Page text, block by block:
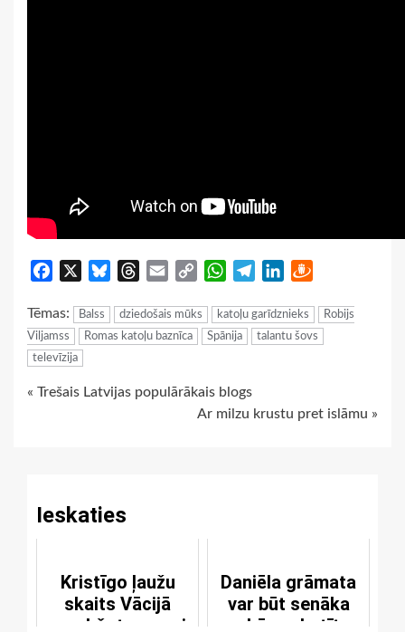
Facebook BlueskyThreads
Email
Copy
WhatsApp
TelegramLinkedIn
Tēmas: Balss dziedošais mūks katoļu garīdznieks
Robijs
Viljamss
Romas katoļu baznīca Spānija
talantu šovs
televīzija
Continue
« Trešais Latvijas populārākais blogs
Ar milzu krustu pret islāmu »
Ieskaties
Kristīgo ļaužu
skaits Vācijā
sarukšot uz pusi
Daniēla grāmata
var būt senāka
nekā uzskatīts